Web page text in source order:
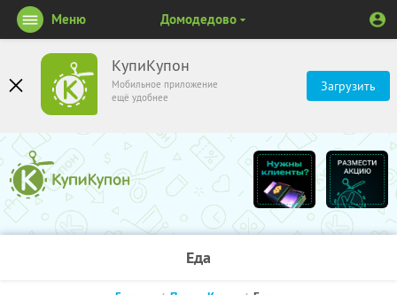
КупиКупон
Мобильное приложение
ещё удобнее
Загрузить
Меню Домодедово
Еда